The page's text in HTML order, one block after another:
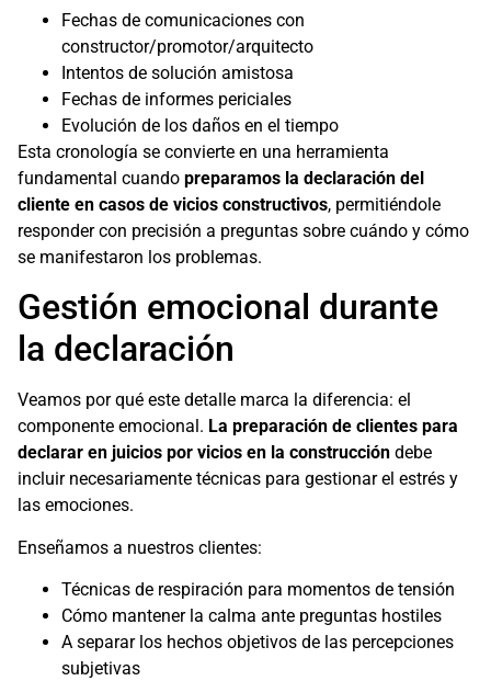
Fechas de comunicaciones con
constructor/promotor/arquitecto
Intentos de solución amistosa
Fechas de informes periciales
Evolución de los daños en el tiempo
Esta cronología se convierte en una herramienta
fundamental cuando preparamos la declaración del
cliente en casos de vicios constructivos, permitiéndole
responder con precisión a preguntas sobre cuándo y cómo
se manifestaron los problemas.
Gestión emocional durante
la declaración
Veamos por qué este detalle marca la diferencia: el
componente emocional. La preparación de clientes para
declarar en juicios por vicios en la construcción debe
incluir necesariamente técnicas para gestionar el estrés y
las emociones.
Enseñamos a nuestros clientes:
Técnicas de respiración para momentos de tensión
Cómo mantener la calma ante preguntas hostiles
A separar los hechos objetivos de las percepciones
subjetivas